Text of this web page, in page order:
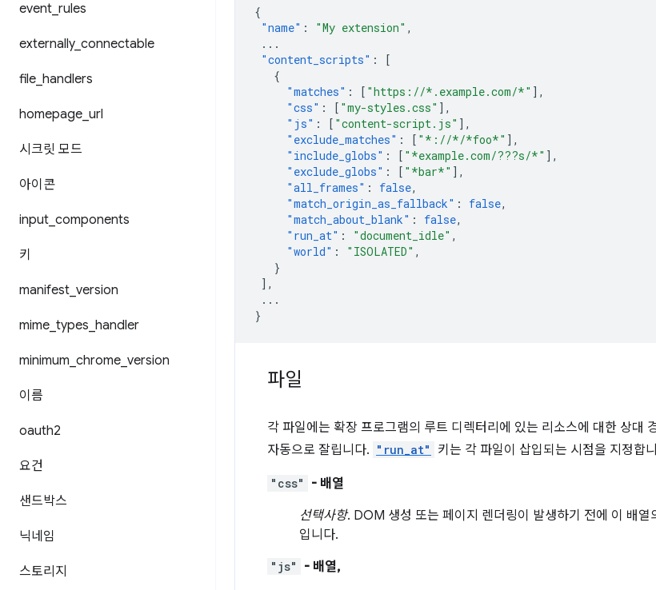
event rules
externally_ connectable
file handlers
homepage url
시크릿 모드
아이콘
input components
키
manifest version
mime types handler
minimum chrome version
이름
oauth2
요건
샌드박스
닉네임
스토리지
{
"name" : "My extension" ,
...
"content_scripts" :
[
{
"matches" : [ "https://*.example.com/*" ],
"css" : [ "my-styles.css" ],
"js" : [ "content-script.js" ],
"exclude_matches" : [ "*://*/*foo*" ],
"include_globs" : [ "*example.com/???s/*" ],
"exclude_globs" : [ "*bar*" ],
"all_frames" : false,
"match_origin_as_fallback" : false,
"match_about_blank" : false,
"run_at" : "document_idle" ,
"world" : "ISOLATED" ,
}
],
...
}
파일
각 파일에는 확장 프로그램의 루트 디렉터리에 있는 리소스에 대한 상대
자동으로 잘립니다. "run_at" 키는 각 파일이 삽입되는 시점을 지정합
"css"
- 배열
선택사항. DOM 생성 또는 페이지 렌더링이 발생하기 전에 이 배
입니다.
"js"
- 배열,